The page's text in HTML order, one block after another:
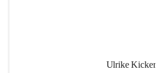
Ulrike Kicker